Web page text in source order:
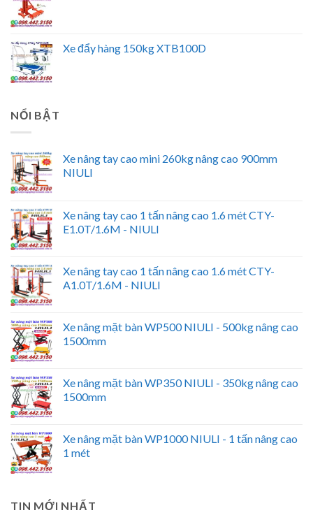
Xe đẩy hàng 150kg XTB100D
NỔI BẬT
Xe nâng tay cao mini 260kg nâng cao 900mm
NIULI
Xe nâng tay cao 1 tấn nâng cao 1.6 mét CTY-
E1.0T/1.6M - NIULI
Xe nâng tay cao 1 tấn nâng cao 1.6 mét CTY-
A1.0T/1.6M - NIULI
Xe nâng mặt bàn WP500 NIULI - 500kg nâng cao
1500mm
Xe nâng mặt bàn WP350 NIULI - 350kg nâng cao
1500mm
Xe nâng mặt bàn WP1000 NIULI - 1 tấn nâng cao
1 mét
TIN MỚI NHẤT